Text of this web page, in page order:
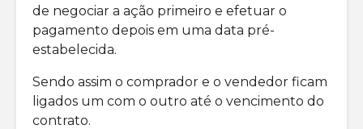
de negociar a ação primeiro e efetuar o
pagamento depois em uma data pré-
estabelecida.
Sendo assim o comprador e o vendedor ficam
ligados um com o outro até o vencimento do
contrato.